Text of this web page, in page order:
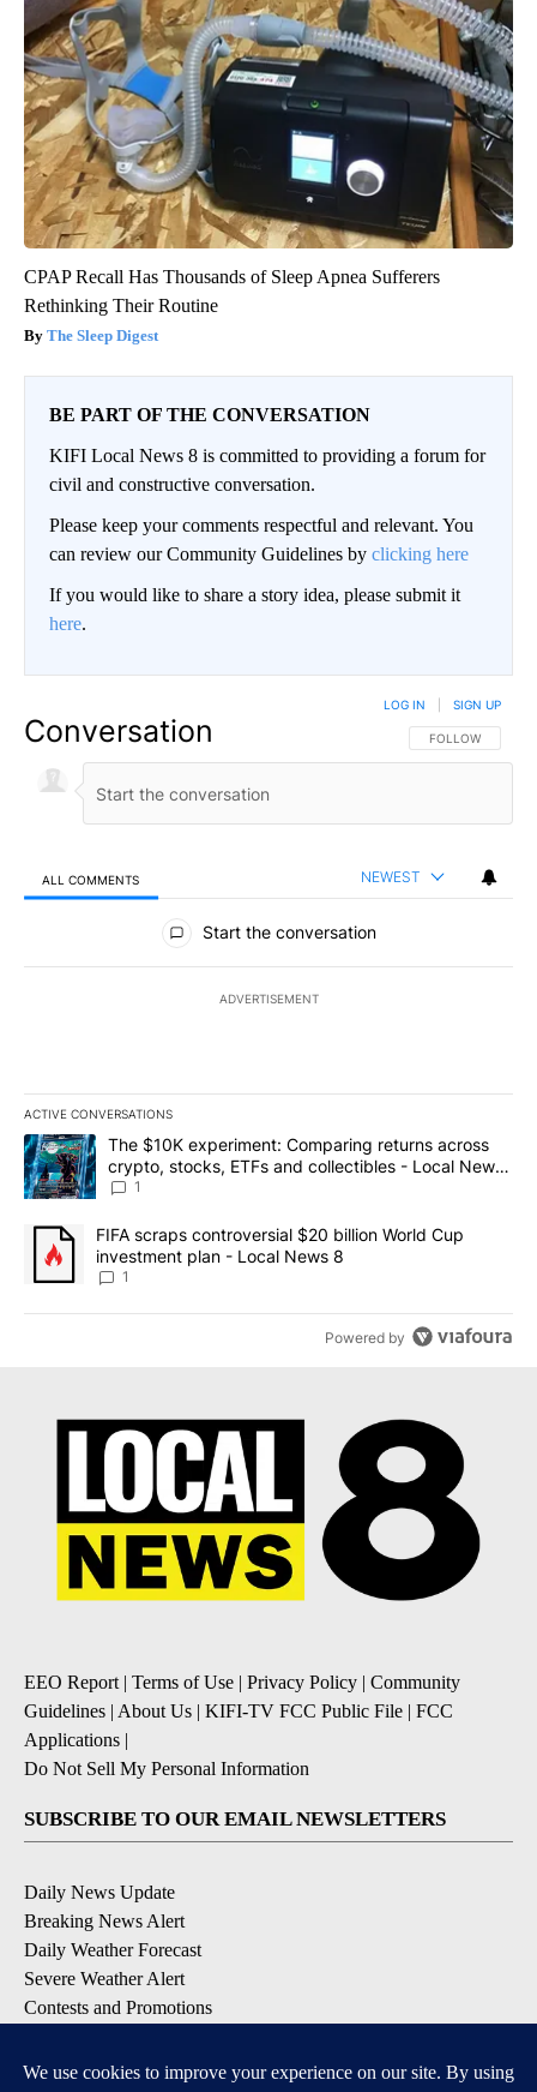
CPAP Recall Has Thousands of Sleep Apnea Sufferers
Rethinking Their Routine
The Sleep Digest
BE PART OF THE CONVERSATION
KIFI Local News 8 is committed to providing a forum for
civil and constructive conversation.
Please keep your comments respectful and relevant. You
can review our Community Guidelines by clicking here
If you would like to share a story idea, please submit it
here.
Conversation FOLLOW THIS
FOLLOW
LOG IN SIGN UP
ALL COMMENTS NEWEST
All Comments
Start the conversation
ADVERTISEMENT
ACTIVE CONVERSATIONS
The following is a list of the most commented articles in the last
A trending article titled "The $10K experiment: Comparing
The $10K experiment: Comparing returns across
crypto, stocks, ETFs and collectibles - Local News
8
1
A trending article titled "FIFA scraps controversial $20 billion
FIFA scraps controversial $20 billion World Cup
investment plan - Local News 8
1
Powered by
EEO Report | Terms of Use | Privacy Policy | Community
Guidelines | About Us | KIFI-TV FCC Public File | FCC
Applications |
Do Not Sell My Personal Information
SUBSCRIBE TO OUR EMAIL NEWSLETTERS
Daily News Update
Breaking News Alert
Daily Weather Forecast
Severe Weather Alert
Contests and Promotions